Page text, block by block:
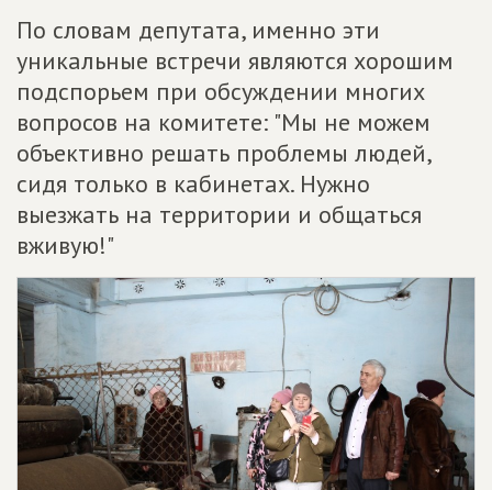
По словам депутата, именно эти
уникальные встречи являются хорошим
подспорьем при обсуждении многих
вопросов на комитете: "Мы не можем
объективно решать проблемы людей,
сидя только в кабинетах. Нужно
выезжать на территории и общаться
вживую!"